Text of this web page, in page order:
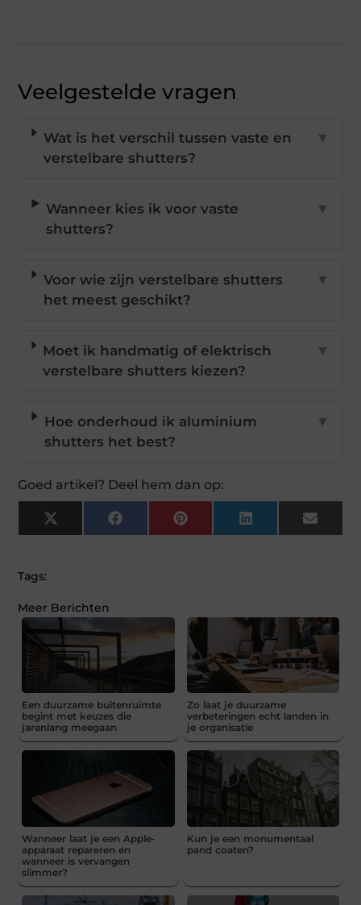
Veelgestelde vragen
Wat is het verschil tussen vaste en
verstelbare shutters?
▼
Wanneer kies ik voor vaste
shutters?
▼
Voor wie zijn verstelbare shutters
het meest geschikt?
▼
Moet ik handmatig of elektrisch
verstelbare shutters kiezen?
▼
Hoe onderhoud ik aluminium
shutters het best?
▼
Goed artikel? Deel hem dan op:
X
(Twitter)
FacebookPinterestLinkedInEmail
Tags:
Meer Berichten
Een duurzame buitenruimte
begint met keuzes die
jarenlang meegaan
Zo laat je duurzame
verbeteringen echt landen in
je organisatie
Wanneer laat je een Apple-
apparaat repareren en
wanneer is vervangen
slimmer?
Kun je een monumentaal
pand coaten?